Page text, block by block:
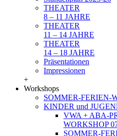
THEATER
8 – 11 JAHRE
THEATER
11 – 14 JAHRE
THEATER
14 – 18 JAHRE
Präsentationen
Impressionen
+
Workshops
SOMMER-FERIEN-
KINDER und
VWA + ABA-
WORKSHOP
SOMMER-